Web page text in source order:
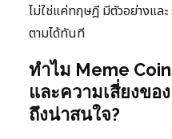
ไม่ใช่แค่ทฤษฎี มีตัวอย่างแ
ตามได้ทันที
ทำไม Meme
และความเสี่ยงขอ
ถึงน่าสนใจ?